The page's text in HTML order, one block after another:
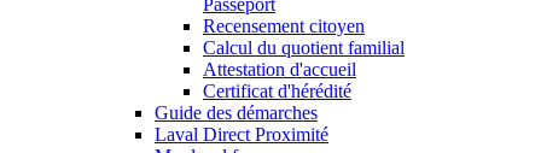
Passeport
Recensement citoyen
Calcul du quotient familial
Attestation d'accueil
Certificat d'hérédité
Guide des démarches
Laval Direct Proximité